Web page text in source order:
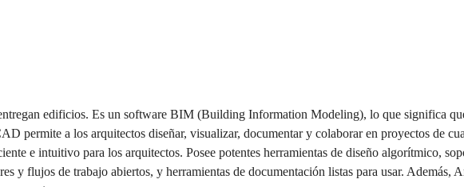
edificios. Es un software BIM (Building Information Modeling), lo que significa
permite a los arquitectos diseñar, visualizar, documentar y colaborar en proyectos de
e intuitivo para los arquitectos. Posee potentes herramientas de diseño algorítmico,
y flujos de trabajo abiertos, y herramientas de documentación listas para usar. Además,